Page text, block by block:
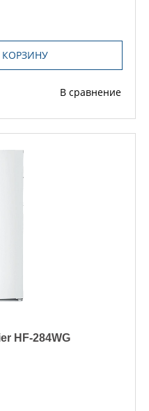
В сравнение
HF-284WG